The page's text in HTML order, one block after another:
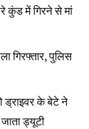
कुंड में गिरने से मां
गिरफ्तार, पुलिस
ड्राइवर के बेटे ने
ड्यूटी